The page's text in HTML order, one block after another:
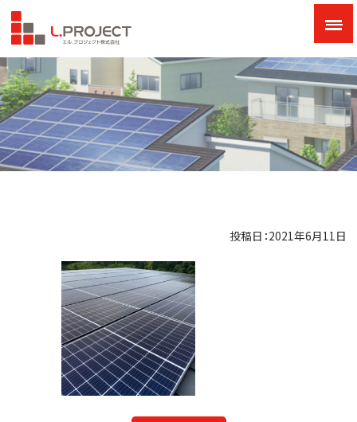
投稿日：2021年6月11日